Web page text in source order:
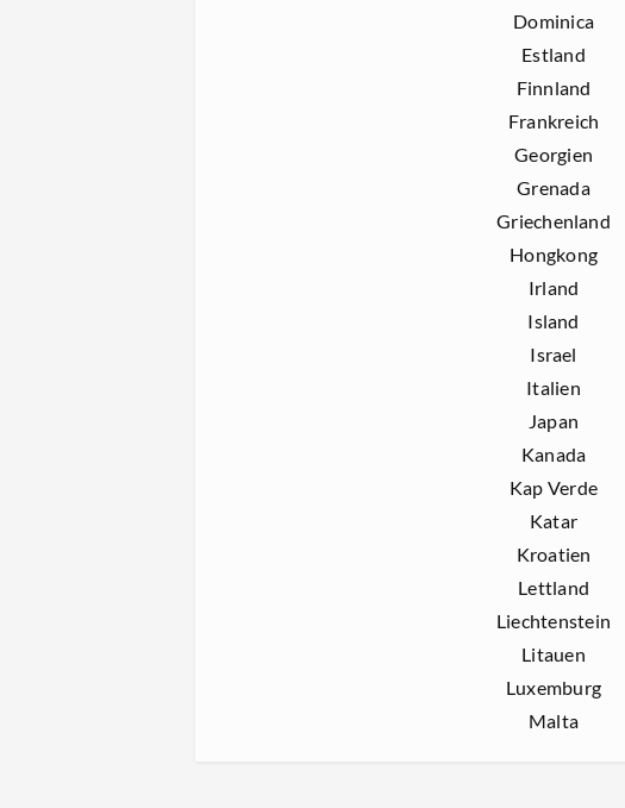
Dominica
Estland
Finnland
Frankreich
Georgien
Grenada
Griechenland
Hongkong
Irland
Island
Israel
Italien
Japan
Kanada
Kap Verde
Katar
Kroatien
Lettland
Liechtenstein
Litauen
Luxemburg
Malta